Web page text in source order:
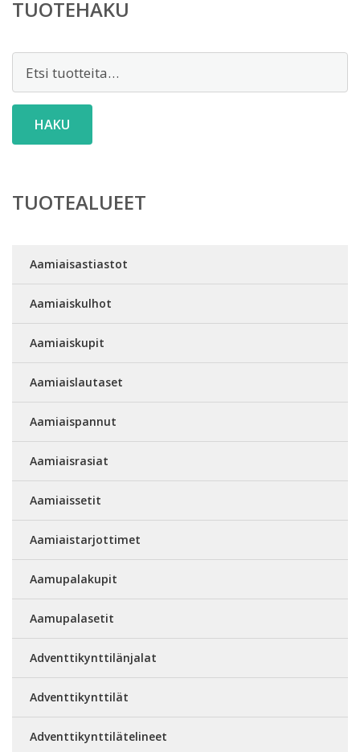
TUOTEHAKU
HAKU
TUOTEALUEET
Aamiaisastiastot
Aamiaiskulhot
Aamiaiskupit
Aamiaislautaset
Aamiaispannut
Aamiaisrasiat
Aamiaissetit
Aamiaistarjottimet
Aamupalakupit
Aamupalasetit
Adventtikynttilänjalat
Adventtikynttilät
Adventtikynttilätelineet